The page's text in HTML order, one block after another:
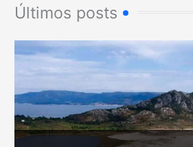
Últimos posts